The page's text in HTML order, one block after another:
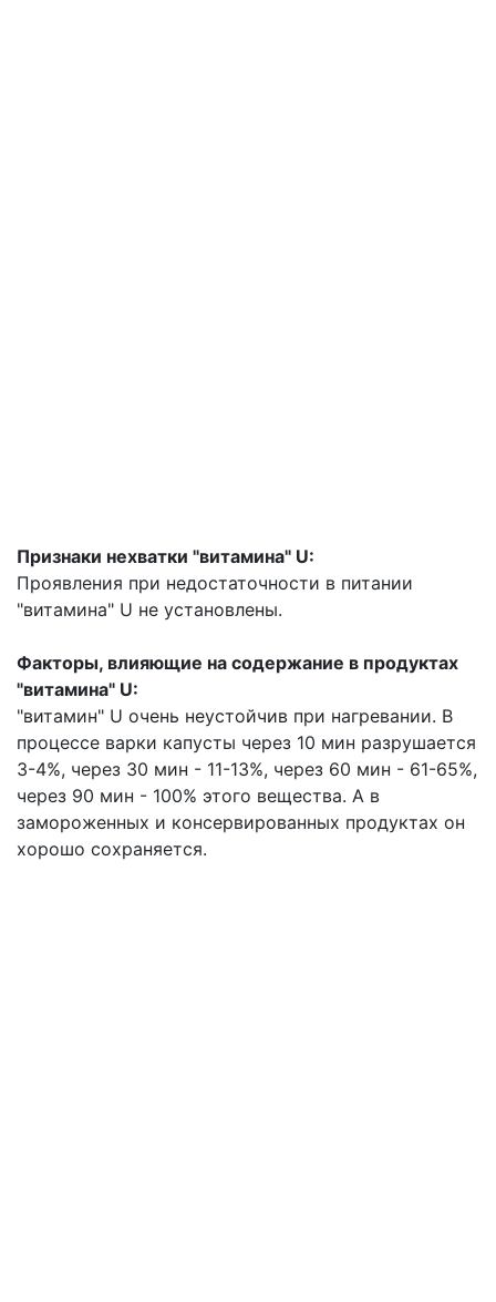
Признаки нехватки "витамина" U:
Проявления при недостаточности в питании
"витамина" U не установлены.
Факторы, влияющие на содержание в продуктах
"витамина" U:
"витамин" U очень неустойчив при нагревании. В
процессе варки капусты через 10 мин разрушается
3-4%, через 30 мин - 11-13%, через 60 мин - 61-65%,
через 90 мин - 100% этого вещества. А в
замороженных и консервированных продуктах он
хорошо сохраняется.